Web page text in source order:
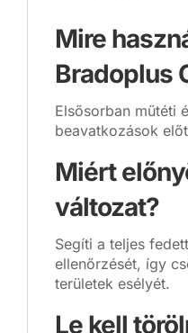
Mire
Bradoplus
Elsősorban műtéti
beavatkozások
Miért
változat?
Segíti a teljes
ellenőrzését, így
területek esélyét.
Le kell